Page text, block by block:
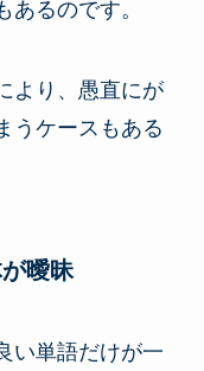
るのです。
より、愚直にが
うケースもある
曖昧
い単語だけが一